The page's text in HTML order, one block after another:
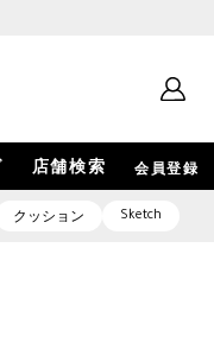
店舗検索 会員登録
クッション Sketch